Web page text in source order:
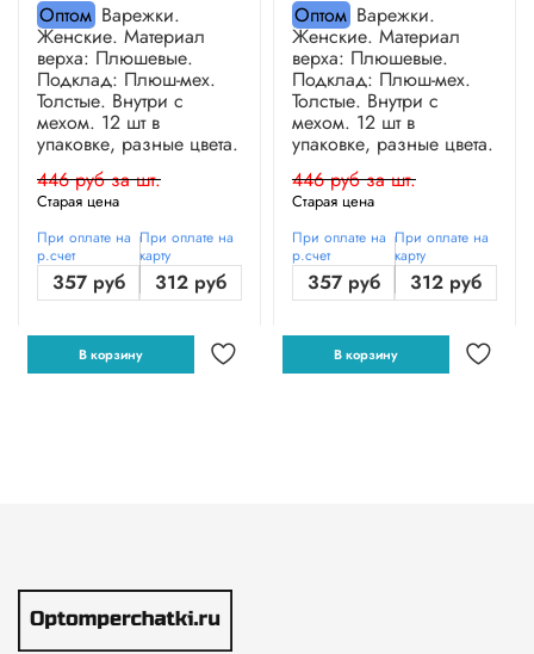
ОптомВарежки.
Женские. Материал
верха: Плюшевые.
Подклад: Плюш-мех.
Толстые. Внутри с
мехом. 12 шт в
упаковке, разные цвета.
446 руб за шт.
Старая цена
При оплате на
р.счет
357 руб
При оплате на
карту
312 руб
В корзину
ОптомВарежки.
Женские. Материал
верха: Плюшевые.
Подклад: Плюш-мех.
Толстые. Внутри с
мехом. 12 шт в
упаковке, разные цвета.
446 руб за шт.
Старая цена
При оплате на
р.счет
357 руб
При оплате на
карту
312 руб
В корзину